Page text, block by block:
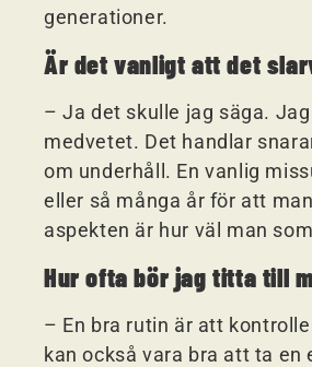
generationer.
Är det vanligt att det
– Ja det skulle jag säga.
medvetet. Det handlar
om underhåll. En vanlig
eller så många år för att
aspekten är hur väl man
Hur ofta bör jag titta till
– En bra rutin är att
kan också vara bra att ta